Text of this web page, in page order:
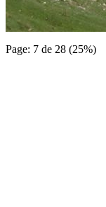
Page: 7 de 28 (25%)